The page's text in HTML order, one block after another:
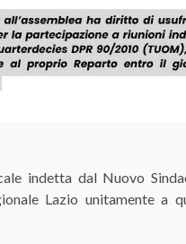
indetta dal Nuovo
Lazio unitamente a